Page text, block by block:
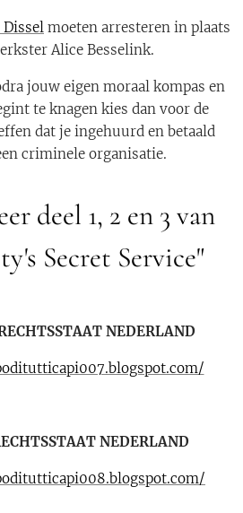
Dissel moeten arresteren in plaats
Alice Besselink.
jouw eigen moraal kompas en
te knagen kies dan voor de
dat je ingehuurd en betaald
criminele organisatie.
deel 1, 2 en 3 van
Secret Service"
NEDERLAND
NEDERLAND